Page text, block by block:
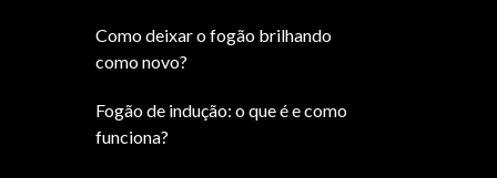
Como deixar o fogão brilhando
como novo?
Fogão de indução: o que é e como
funciona?